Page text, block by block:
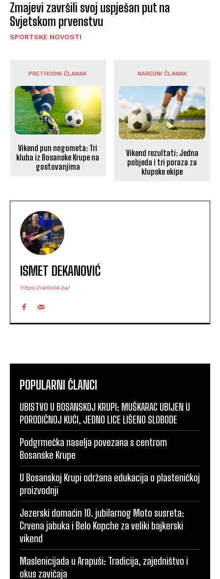
Zmajevi završili svoj uspješan put na
Svjetskom prvenstvu
SPORTSKE NOVOSTI
PRETHODNI ČLANAK
Vikend pun nogometa: Tri
kluba iz Bosanske Krupe na
gostovanjima
NAREDNI ČLANAK
Vikend rezultati: Jedna
pobjeda i tri poraza za
klupske ekipe
ISMET DEKANOVIĆ
https://radiobk.ba/
POPULARNI ČLANCI
UBISTVO U BOSANSKOJ KRUPI: MUŠKARAC UBIJEN U
PORODIČNOJ KUĆI, JEDNO LICE LIŠENO SLOBODE
Podgrmečka naselja povezana s centrom
Bosanske Krupe
U Bosanskoj Krupi održana edukacija o plasteničkoj
proizvodnji
Jezerski domaćin 10. jubilarnog Moto susreta:
Crvena jabuka i Belo Kopche za veliki bajkerski
vikend
Maslenicijada u Arapuši: Tradicija, zajedništvo i
okus zavičaja